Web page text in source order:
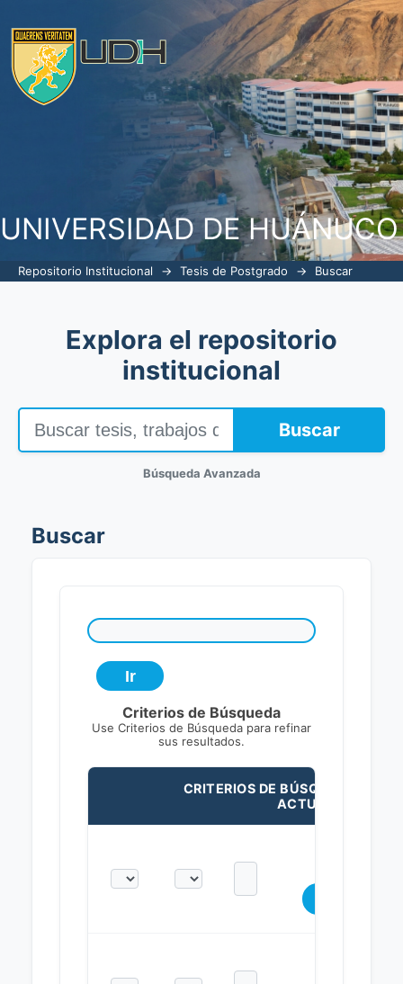
UNIVERSIDAD DE HUÁNUCO
Repositorio Institucional → Tesis de Postgrado → Buscar
Explora el repositorio
institucional
Buscar
Búsqueda Avanzada
Buscar
Criterios de Búsqueda
Use Criterios de Búsqueda para refinar
sus resultados.
CRITERIOS DE BÚSQUEDA
ACTUALES: